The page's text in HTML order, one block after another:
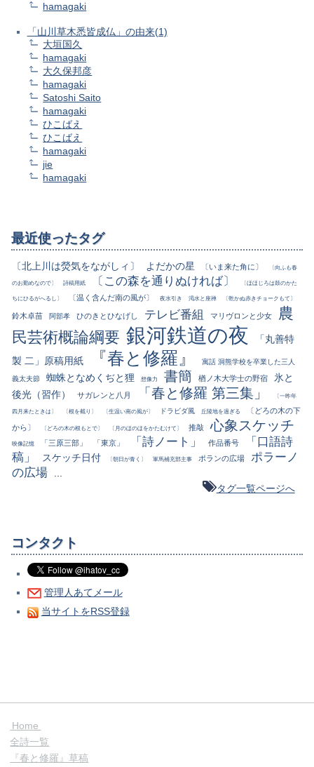
hamagaki
「山川草木悉皆成仏」の由来(1)
大垣国久
hamagaki
大久保邦彦
hamagaki
Satoshi Saito
hamagaki
ひこばえ
ひこばえ
hamagaki
jie
hamagaki
最近使ったタグ
〔北上川は熒気をながしィ〕 よだかの星 〔いま来た角に〕 〔向ふも春
のお勤めなので〕 詩稿用紙 〔この森を通りぬければ〕 〔ほほじろは鼓のかた
ちにひるがへるし〕 〔温く含んだ南の風が〕 夜水引き 渇水と座禅 〔乾かぬ赤きチョークもて〕
鈴木卓苗 阿部孝 ひのきとひなげし テレビ番組 マリヴロンと少女
農
民芸術概論綱要 銀河鉄道の夜
「丸善特
製 二」原稿用紙
『春と修羅』 寓話 洞熊学校を卒業した三人
義太夫節 蜘蛛となめくぢと狸 想像力 書簡 楢ノ木大学士の野宿
氷と
後光（習作）
サガレンと八月 「春と修羅 第三集」 〔一昨年
四月来たときは〕 〔根を截り〕 〔生温い南の風が〕 ドラビダ風 丘陵地を過ぎる
〔どろの木の下
から〕
〔どろの木の根もとで〕 〔月のほのほをかたむけて〕 推敲 心象スケッチ
映像記憶 「三原三部」 「東京」 「詩ノート」 作品番号
「口語詩
稿」
スケッチ日付 〔朝日が青く〕 軍馬補充部主事 ポランの広場
ポラーノ
の広場
...
タグ一覧ページへ
コンタクト
管理人あてメール
当サイトをRSS登録
Home
全詩一覧
『春と修羅』草稿